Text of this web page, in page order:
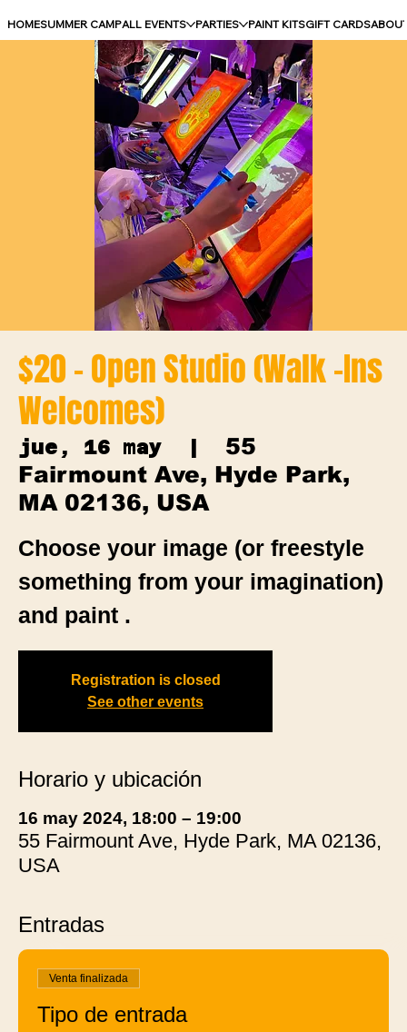
HOMESUMMER CAMPALL EVENTS PARTIES PAINT KITSGIFT CARDS
$20 - Open Studio (Walk -Ins
Welcomes)
jue, 16 may
  |
55
Fairmount Ave, Hyde Park,
MA 02136, USA
Choose your image (or freestyle
something from your imagination)
and paint .
Registration is closed
See other events
Horario y ubicación
16 may 2024, 18:00 – 19:00
55 Fairmount Ave, Hyde Park, MA 02136,
USA
Entradas
Venta finalizada
Tipo de entrada